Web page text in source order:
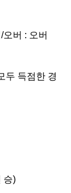
버 : 오버
두 득점한 경
승)